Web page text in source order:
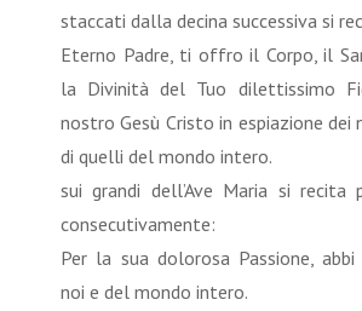
staccati dalla decina successiva si
Eterno Padre, ti offro il Corpo, il
la Divinità del Tuo dilettissimo
nostro Gesù Cristo in espiazione dei
di quelli del mondo intero.
sui grandi dell’Ave Maria si recita
consecutivamente:
Per la sua dolorosa Passione, abbi
noi e del mondo intero.